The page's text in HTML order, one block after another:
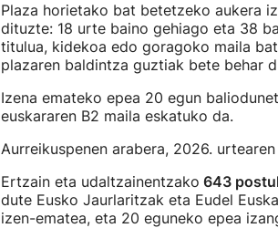
Plaza horietako bat betetzeko aukera
dituzte: 18 urte baino gehiago eta 38
titulua, kidekoa edo goragoko maila
plazaren baldintza guztiak bete behar
Izena emateko epea 20 egun
euskararen B2 maila eskatuko da.
Aurreikuspenen arabera, 2026.
Ertzain eta udaltzainentzako 643
dute Eusko Jaurlaritzak eta Eudel
izen-ematea, eta 20 eguneko epea